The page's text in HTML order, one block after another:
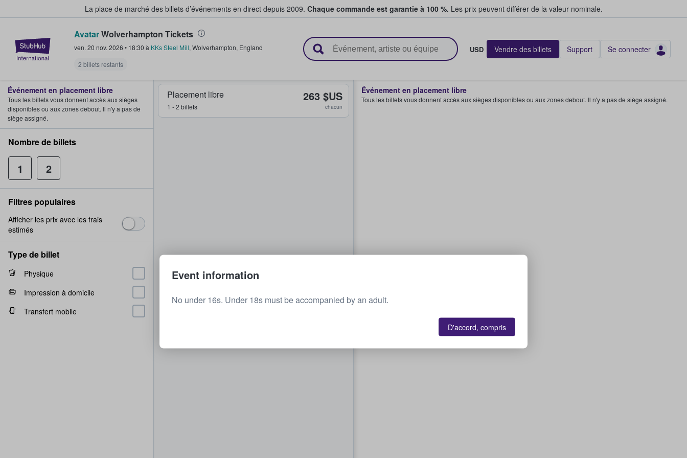
La place de marché des billets d’événements en direct depuis 2009. Chaque commande est garantie à 100 %. Les prix peuvent différer de la valeur nominale.
StubHub - Où les fans achètent et vendent des billets
AvatarWolverhampton Tickets
ven. 20 nov. 2026 • 18:30 à KKs Steel Mill, Wolverhampton, England
2 billets restants
USD Vendre des billets Support Se connecter
Placement libre
1 - 2 billets
263 $US
chacun
Événement en placement libre
Tous les billets vous donnent accès aux sièges disponibles ou aux zones debout. Il n'y a pas de siège assigné.
Événement en placement libre
Tous les billets vous donnent accès aux sièges
disponibles ou aux zones debout. Il n'y a pas de
siège assigné.
Nombre de billets
1 2
Filtres populaires
Afficher les prix avec les frais
estimés
Type de billet
Physique
Impression à domicile
Transfert mobile
Event information
No under 16s. Under 18s must be accompanied by an adult.
D'accord, compris